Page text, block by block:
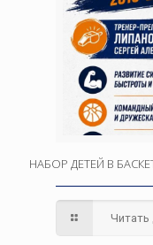
НАБОР ДЕТЕЙ В
Читать